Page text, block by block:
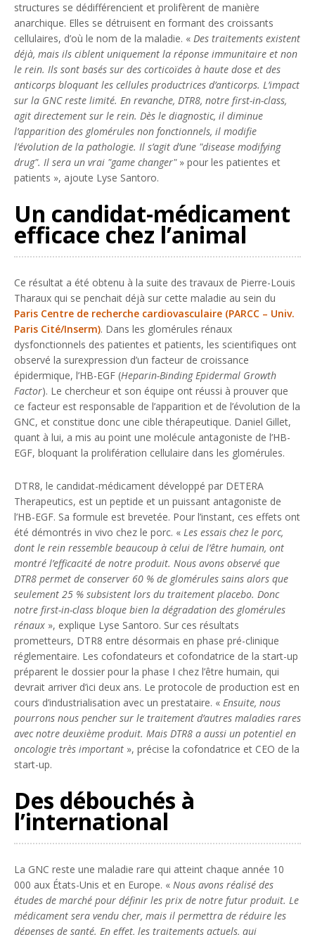
structures se dédifférencient et prolifèrent de manière
anarchique. Elles se détruisent en formant des croissants
cellulaires, d’où le nom de la maladie. « Des traitements existent
déjà, mais ils ciblent uniquement la réponse immunitaire et non
le rein. Ils sont basés sur des corticoïdes à haute dose et des
anticorps bloquant les cellules productrices d’anticorps. L’impact
sur la GNC reste limité. En revanche, DTR8, notre first-in-class,
agit directement sur le rein. Dès le diagnostic, il diminue
l’apparition des glomérules non fonctionnels, il modifie
l’évolution de la pathologie. Il s’agit d’une "disease modifying
drug". Il sera un vrai "game changer" » pour les patientes et
patients », ajoute Lyse Santoro.
Un candidat-médicament
efficace chez l’animal
Ce résultat a été obtenu à la suite des travaux de Pierre-Louis
Tharaux qui se penchait déjà sur cette maladie au sein du
Paris Centre de recherche cardiovasculaire (PARCC – Univ.
Paris Cité/Inserm). Dans les glomérules rénaux
dysfonctionnels des patientes et patients, les scientifiques ont
observé la surexpression d’un facteur de croissance
épidermique, l’HB-EGF (Heparin-Binding Epidermal Growth
Factor). Le chercheur et son équipe ont réussi à prouver que
ce facteur est responsable de l’apparition et de l’évolution de la
GNC, et constitue donc une cible thérapeutique. Daniel Gillet,
quant à lui, a mis au point une molécule antagoniste de l’HB-
EGF, bloquant la prolifération cellulaire dans les glomérules.
DTR8, le candidat-médicament développé par DETERA
Therapeutics, est un peptide et un puissant antagoniste de
l’HB-EGF. Sa formule est brevetée. Pour l’instant, ces effets ont
été démontrés in vivo chez le porc. « Les essais chez le porc,
dont le rein ressemble beaucoup à celui de l’être humain, ont
montré l’efficacité de notre produit. Nous avons observé que
DTR8 permet de conserver 60 % de glomérules sains alors que
seulement 25 % subsistent lors du traitement placebo. Donc
notre first-in-class bloque bien la dégradation des glomérules
rénaux », explique Lyse Santoro. Sur ces résultats
prometteurs, DTR8 entre désormais en phase pré-clinique
réglementaire. Les cofondateurs et cofondatrice de la start-up
préparent le dossier pour la phase I chez l’être humain, qui
devrait arriver d’ici deux ans. Le protocole de production est en
cours d’industrialisation avec un prestataire. « Ensuite, nous
pourrons nous pencher sur le traitement d’autres maladies rares
avec notre deuxième produit. Mais DTR8 a aussi un potentiel en
oncologie très important », précise la cofondatrice et CEO de la
start-up.
Des débouchés à
l’international
La GNC reste une maladie rare qui atteint chaque année 10
000 aux États-Unis et en Europe. « Nous avons réalisé des
études de marché pour définir les prix de notre futur produit. Le
médicament sera vendu cher, mais il permettra de réduire les
dépenses de santé. En effet, les traitements actuels, qui